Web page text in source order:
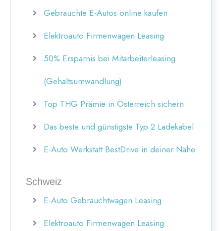
Gebrauchte E-Autos online kaufen
Elektroauto Firmenwagen Leasing
50% Ersparnis bei Mitarbeiterleasing
(Gehaltsumwandlung)
Top THG Prämie in Österreich sichern
Das beste und günstigste Typ 2 Ladekabel
E-Auto Werkstatt BestDrive in deiner Nähe
Schweiz
E-Auto Gebrauchtwagen Leasing
Elektroauto Firmenwagen Leasing